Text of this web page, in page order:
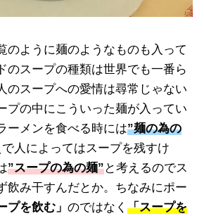
のように麺のようなものも入って
のスープの種類は世界でも一番ら
のスープへの愛情は尋常じゃない
プの中にこういった麺が入ってい
ーメンを食べる時には”麺の為の
で人によってはスープを残すけ
”スープの為の麺”と考えるのでス
飲み干すんだとか。ちなみにポー
プを飲む」 のではなく 「スープを